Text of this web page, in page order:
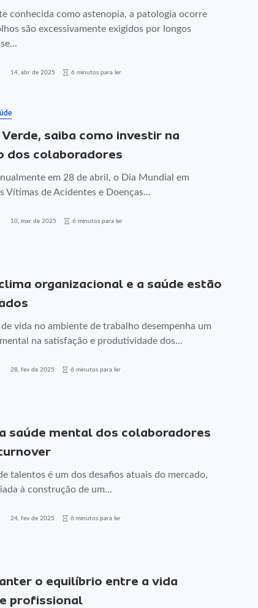
conhecida como astenopia, a patologia ocorre
são excessivamente exigidos por longos
14, abr de 2025 6 minutos para ler
saiba como investir na
dos colaboradores
em 28 de abril, o Dia Mundial em
Vítimas de Acidentes e Doenças...
10, mar de 2025 6 minutos para ler
organizacional e a saúde estão
vida no ambiente de trabalho desempenha um
na satisfação e produtividade dos...
28, fev de 2025 6 minutos para ler
saúde mental dos colaboradores
talentos é um dos desafios atuais do mercado,
à construção de um...
24, fev de 2025 6 minutos para ler
o equilíbrio entre a vida
profissional